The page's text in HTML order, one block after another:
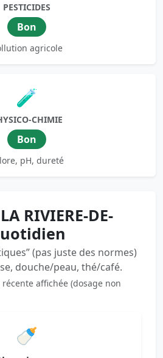
PESTICIDES
Bon
agricole
🧪
CHIMIE
Bon
pH, dureté
RIVIERE-DE-
(pas juste des normes)
douche/peau, thé/café.
récente affichée (dosage non
🍼